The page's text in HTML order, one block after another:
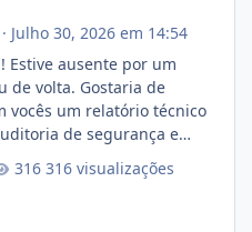
Julho 30, 2026 em 14:54
Estive ausente por um
de volta. Gostaria de
vocês um relatório técnico
de segurança e
ao VOXPANEL (versão
e comercialização
316 visualizações